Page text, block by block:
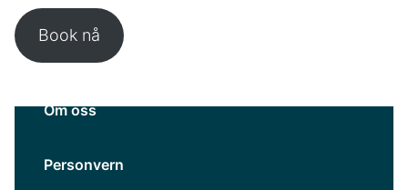
Book nå
Om oss
Personvern